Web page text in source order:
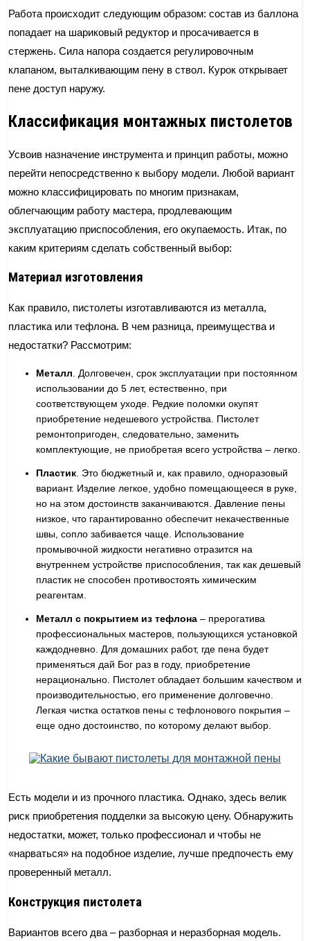
Работа происходит следующим образом: состав из баллона
попадает на шариковый редуктор и просачивается в
стержень. Сила напора создается регулировочным
клапаном, выталкивающим пену в ствол. Курок открывает
пене доступ наружу.
Классификация монтажных пистолетов
Усвоив назначение инструмента и принцип работы, можно
перейти непосредственно к выбору модели. Любой вариант
можно классифицировать по многим признакам,
облегчающим работу мастера, продлевающим
эксплуатацию приспособления, его окупаемость. Итак, по
каким критериям сделать собственный выбор:
Материал изготовления
Как правило, пистолеты изготавливаются из металла,
пластика или тефлона. В чем разница, преимущества и
недостатки? Рассмотрим:
Металл . Долговечен, срок эксплуатации при постоянном
использовании до 5 лет, естественно, при
соответствующем уходе. Редкие поломки окупят
приобретение недешевого устройства. Пистолет
ремонтопригоден, следовательно, заменить
комплектующие, не приобретая всего устройства – легко.
Пластик . Это бюджетный и, как правило, одноразовый
вариант. Изделие легкое, удобно помещающееся в руке,
но на этом достоинств заканчиваются. Давление пены
низкое, что гарантированно обеспечит некачественные
швы, сопло забивается чаще. Использование
промывочной жидкости негативно отразится на
внутреннем устройстве приспособления, так как дешевый
пластик не способен противостоять химическим
реагентам.
Металл с покрытием из тефлона – прерогатива
профессиональных мастеров, пользующихся установкой
каждодневно. Для домашних работ, где пена будет
применяться дай Бог раз в году, приобретение
нерационально. Пистолет обладает большим качеством и
производительностью, его применение долговечно.
Легкая чистка остатков пены с тефлонового покрытия –
еще одно достоинство, по которому делают выбор.
Есть модели и из прочного пластика. Однако, здесь велик
риск приобретения подделки за высокую цену. Обнаружить
недостатки, может, только профессионал и чтобы не
«нарваться» на подобное изделие, лучше предпочесть ему
проверенный металл.
Конструкция пистолета
Вариантов всего два – разборная и неразборная модель.